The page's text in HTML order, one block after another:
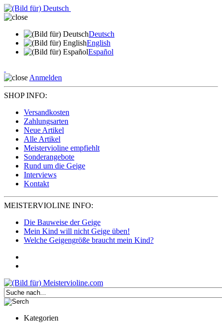
Deutsch
English
Español
Anmelden
SHOP INFO:
Versandkosten
Zahlungsarten
Neue Artikel
Alle Artikel
Meistervioline empfiehlt
Sonderangebote
Rund um die Geige
Interviews
Kontakt
MEISTERVIOLINE INFO:
Die Bauweise der Geige
Mein Kind will nicht Geige üben!
Welche Geigengröße braucht mein Kind?
Kategorien